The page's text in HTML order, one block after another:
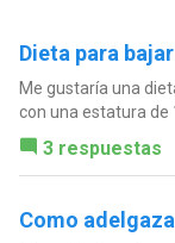
Dieta para
Me gustaría una
con una estatura de
3 respuestas
Como